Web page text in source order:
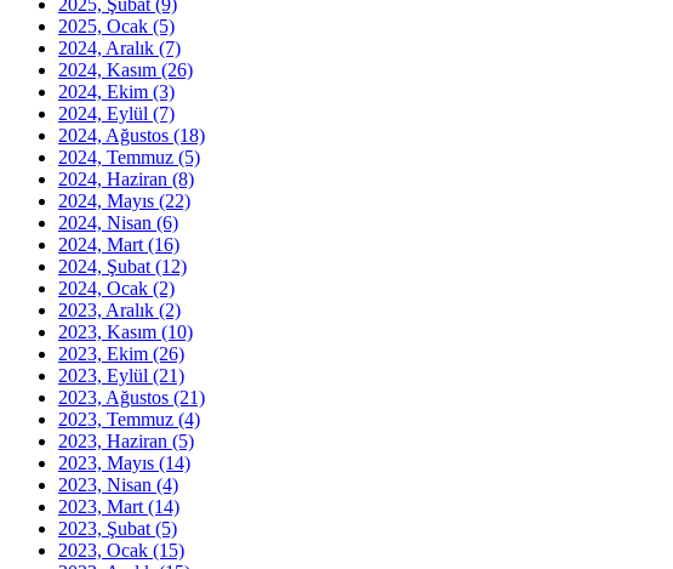
2025, Ocak (5)
2024, Aralık (7)
2024, Kasım (26)
2024, Ekim (3)
2024, Eylül (7)
2024, Ağustos (18)
2024, Temmuz (5)
2024, Haziran (8)
2024, Mayıs (22)
2024, Nisan (6)
2024, Mart (16)
2024, Şubat (12)
2024, Ocak (2)
2023, Aralık (2)
2023, Kasım (10)
2023, Ekim (26)
2023, Eylül (21)
2023, Ağustos (21)
2023, Temmuz (4)
2023, Haziran (5)
2023, Mayıs (14)
2023, Nisan (4)
2023, Mart (14)
2023, Şubat (5)
2023, Ocak (15)